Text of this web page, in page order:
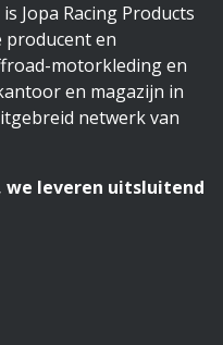
Jopa Racing Products
en
motorkleding en
en magazijn in
netwerk van
we leveren uitsluitend